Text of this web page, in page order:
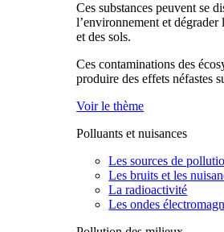
Ces substances peuvent se
l’environnement et dégrader
et des sols.
Ces contaminations des
produire des effets néfastes
Voir le thème
Polluants et nuisances
Les sources de
Les bruits et les
La radioactivité
Les ondes